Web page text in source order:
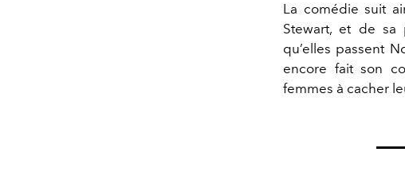
La comédie suit
Stewart, et de sa
qu’elles passent
encore fait son
femmes à cacher